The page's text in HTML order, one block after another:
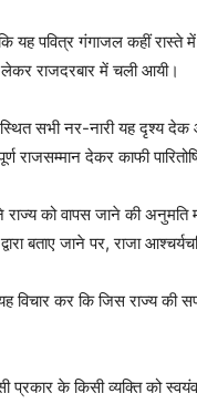
यह पवित्र गंगाजल कहीं रास्ते
राजदरबार में चली आयी।
सभी नर-नारी यह दृश्य
राजसम्मान देकर काफी
को वापस जाने की अनुमति
बताए जाने पर, राजा
विचार कर कि जिस राज्य की
प्रकार के किसी व्यक्ति को